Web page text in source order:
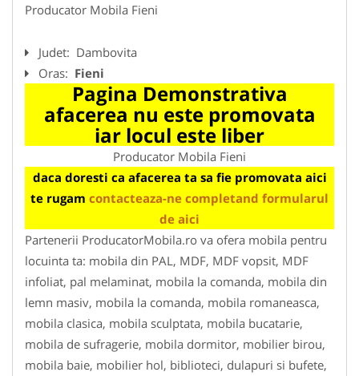
Producator Mobila Fieni
Judet: Dambovita
Oras: Fieni
Pagina Demonstrativa
afacerea nu este promovata
iar locul este liber
Producator Mobila Fieni
daca doresti ca afacerea ta sa fie promovata aici
te rugam contacteaza-ne completand formularul
de aici
Partenerii ProducatorMobila.ro va ofera mobila pentru
locuinta ta: mobila din PAL, MDF, MDF vopsit, MDF
infoliat, pal melaminat, mobila la comanda, mobila din
lemn masiv, mobila la comanda, mobila romaneasca,
mobila clasica, mobila sculptata, mobila bucatarie,
mobila de sufragerie, mobila dormitor, mobilier birou,
mobila baie, mobilier hol, biblioteci, dulapuri si bufete,